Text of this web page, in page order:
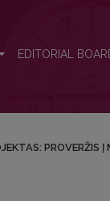
EDITORIAL
PROVERŽIS